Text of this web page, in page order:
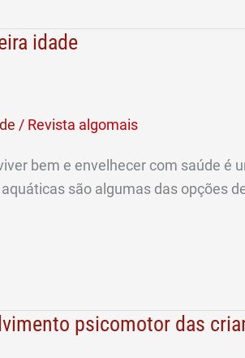
idade
/ Revista algomais
bem e envelhecer com saúde
são algumas das opções
psicomotor das